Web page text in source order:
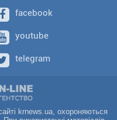
facebook
youtube
telegram
krnews.ua, охороняються